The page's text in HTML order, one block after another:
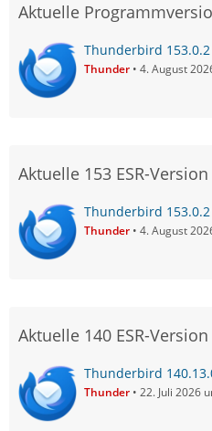
Aktuelle
Thunderbird
Thunder 4. August
Aktuelle 153 ESR-Version
Thunderbird
Thunder 4. August
Aktuelle 140 ESR-Version
Thunderbird
Thunder 22. Juli 2026